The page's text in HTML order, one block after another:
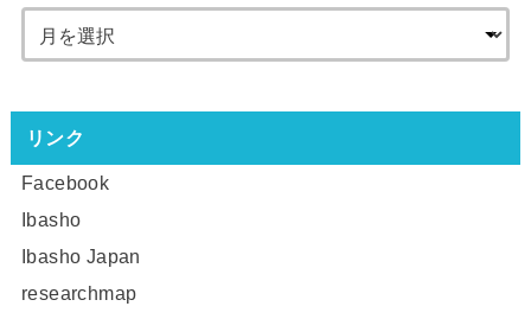
リンク
Facebook
Ibasho
Ibasho Japan
researchmap